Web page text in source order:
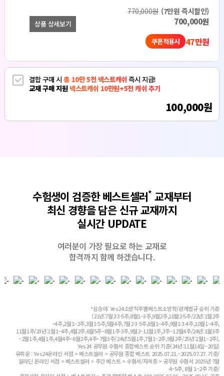
상품 상세보기
770,000원 (7만원 즉시할인)
700,000원
쿠폰적용시 47만원
결합 구매 시총 10만 5천 넥스트캐쉬즉시 지급!
교재 구매 지원 넥스트캐쉬 10만원+5천 캐쉬 추가
100,000원
수험생이 검증한 베스트셀러* 교재부터
최신 경향을 담은 신규 교재까지
실시간 UPDATE
여러분이 가장 필요로 하는 교재로
합격까지 함께 하겠습니다.
*심승아: Yes24소방직주별베스트소방학/관계법규 순위 기준
(21년:7월2·3·5주,8월1~3주,9월2주,10월2·5주/22년:1월2주
~4주,2월1~2주,3월1·5주,5월4주,7월2·3·5주,8월1~4주,9월1·3·4주,10월1~4주,
11월1주/23년:1월1~4주,4월2주,6월5주~8월1주·3주,9월2~11월1주,3주~12월4주/24년:1월3주
~2월1주,4월1주,4월4주~6월2주,4주~7월3주/24년:5월1주,7월1~2주,9월2주/25년:1월1~2주),
Yes24 공무원 수험서 종합베스트 순위 기준(24년:11월14일~20일)
유휘운 : Yes24온라인 서점 > 베스트셀러 > 공무원 종합 베스트 2025.07.21.~2025.07.27. 기준/
알라딘 온라인 서점 > 베스트셀러 > 주간 베스트 > 수험서/자격증 > 공무원 수험서 2025년 7월
4~5주, 8월 1~2주 기준/